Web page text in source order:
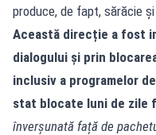
produce, de fapt, sărăcie
Această direcție a fost
dialogului și prin
inclusiv a programelor
stat blocate luni de zile
înverșunată față de